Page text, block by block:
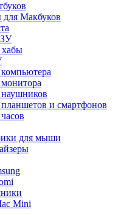
Макбуков
хабы
и смартфонов
для мыши
Mini